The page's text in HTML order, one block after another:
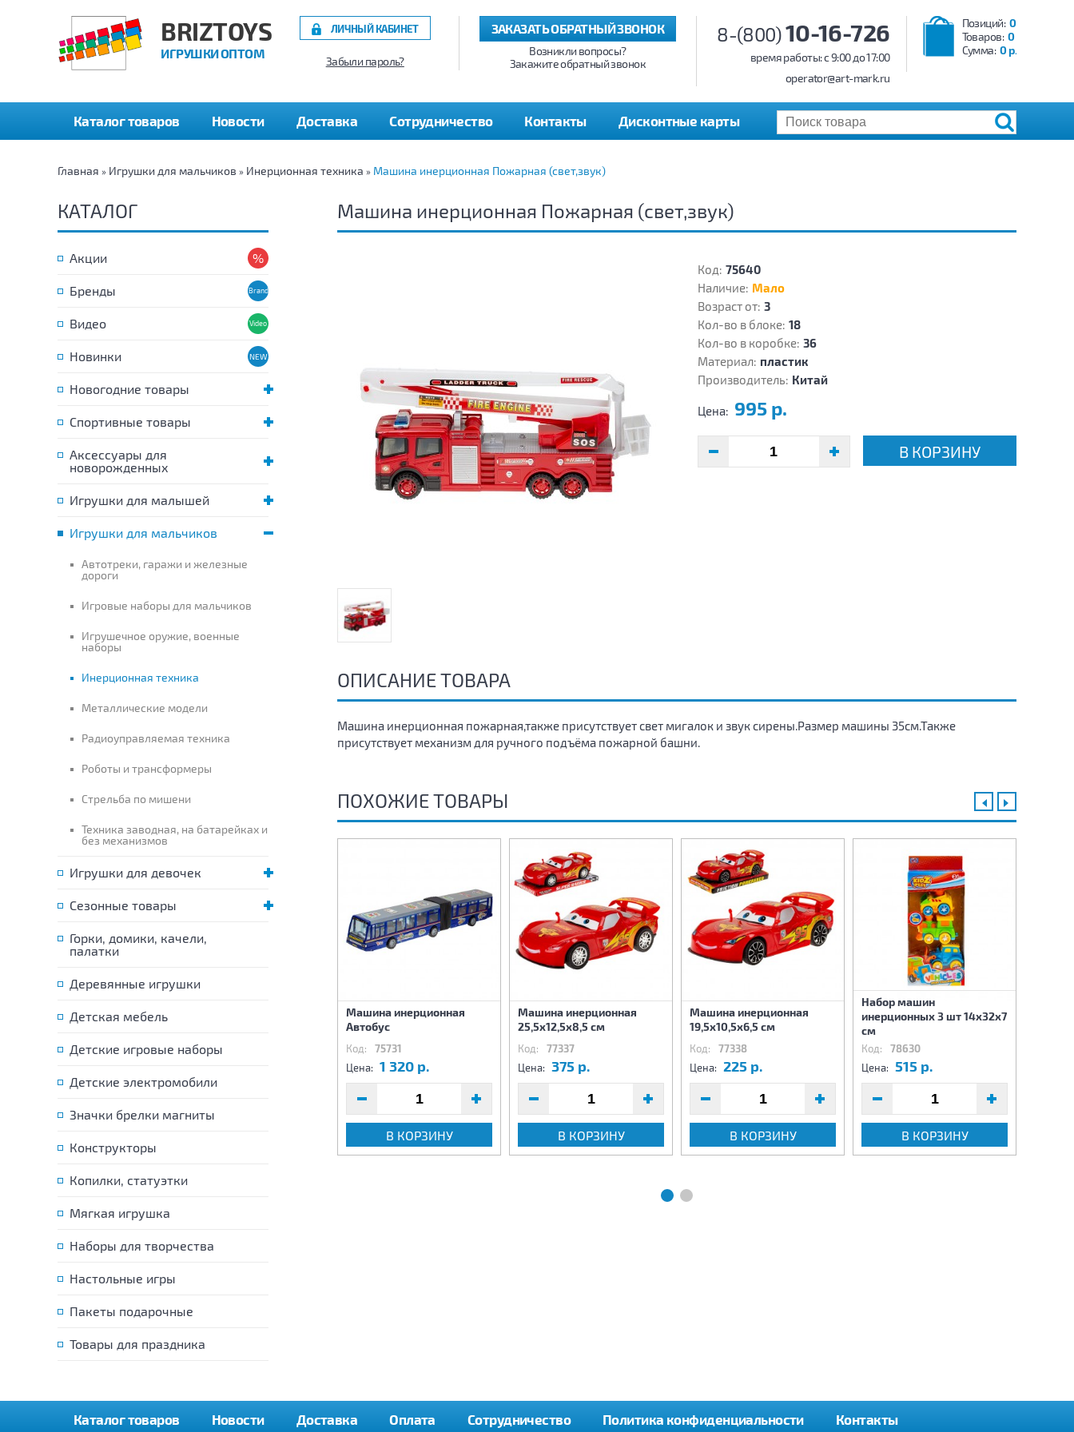
BRIZTOYS
ИГРУШКИ ОПТОМ
Позиций: 0
Товаров: 0
Сумма: 0 р.
8-(800)10-16-726
время работы: c 9:00 до 17:00
operator@art-mark.ru
ЗАКАЗАТЬ ОБРАТНЫЙ ЗВОНОК
Возникли вопросы?
Закажите обратный звонок
ЛИЧНЫЙ КАБИНЕТ
Забыли пароль?
Каталог товаров Новости Доставка Сотрудничество Контакты Дисконтные карты
Главная » Игрушки для мальчиков » Инерционная техника » Машина инерционная Пожарная (свет,звук)
КАТАЛОГ
Акции
Бренды
Видео
Новинки
Новогодние товары
Спортивные товары
Аксессуары для
новорожденных
Игрушки для малышей
Игрушки для мальчиков
Автотреки, гаражи и железные
дороги
Игровые наборы для мальчиков
Игрушечное оружие, военные
наборы
Инерционная техника
Металлические модели
Радиоуправляемая техника
Роботы и трансформеры
Стрельба по мишени
Техника заводная, на батарейках и
без механизмов
Игрушки для девочек
Сезонные товары
Горки, домики, качели,
палатки
Деревянные игрушки
Детская мебель
Детские игровые наборы
Детские электромобили
Значки брелки магниты
Конструкторы
Копилки, статуэтки
Мягкая игрушка
Наборы для творчества
Настольные игры
Пакеты подарочные
Товары для праздника
Машина инерционная Пожарная (свет,звук)
Код: 75640
Наличие: Мало
Возраст от: 3
Кол-во в блоке: 18
Кол-во в коробке: 36
Материал: пластик
Производитель: Китай
Цена: 995 р.
В КОРЗИНУ
ОПИСАНИЕ ТОВАРА
Машина инерционная пожарная,также присутствует свет мигалок и звук сирены.Размер машины 35см.Также
присутствует механизм для ручного подъёма пожарной башни.
ПОХОЖИЕ ТОВАРЫ
инерционных 6 шт
78631 Код: 78887
Машина инерционная
Автобус
Код: 75731
Цена: 1 320 р.
В КОРЗИНУ
Машина инерционная
25,5х12,5х8,5 см
Код: 77337
Цена: 375 р.
В КОРЗИНУ
Машина инерционная
19,5х10,5х6,5 см
Код: 77338
Цена: 225 р.
В КОРЗИНУ
Набор машин
инерционных 3 шт 14х32х7
см
Код: 78630
Цена: 515 р.
В КОРЗИНУ
Каталог товаров Новости Доставка Оплата Сотрудничество Политика конфиденциальности Контакты